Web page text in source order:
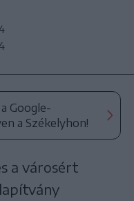
Google-
a Székelyhon!
a városért